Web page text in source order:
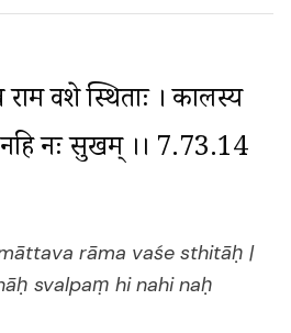
वशे स्थिताः । कालस्य
नहि नः सुखम् ।। 7.73.14
rāma vaśe sthitāḥ |
svalpaṃ hi nahi naḥ